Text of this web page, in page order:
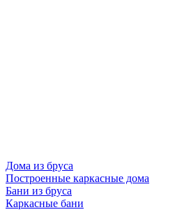
Дома из бруса
Построенные каркасные дома
Бани из бруса
Каркасные бани